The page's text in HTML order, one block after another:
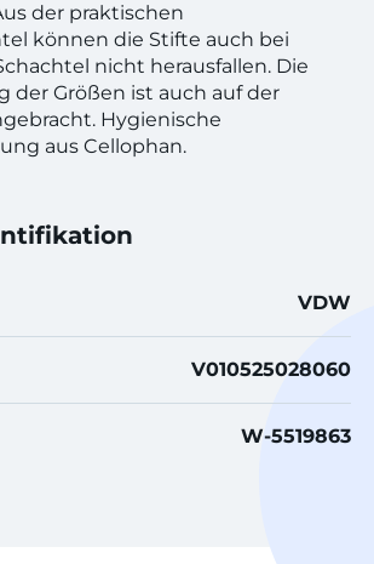
der praktischen
können die Stifte auch bei
nicht herausfallen. Die
der Größen ist auch auf der
Hygienische
aus Cellophan.
VDW
V010525028060
W-5519863